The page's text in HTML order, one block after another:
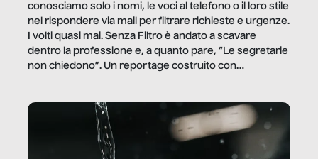
conosciamo solo i nomi, le voci al telefono o il loro stile
nel rispondere via mail per filtrare richieste e urgenze.
I volti quasi mai. Senza Filtro è andato a scavare
dentro la professione e, a quanto pare, “Le segretarie
non chiedono”. Un reportage costruito con